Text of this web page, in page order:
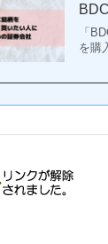
「
を購